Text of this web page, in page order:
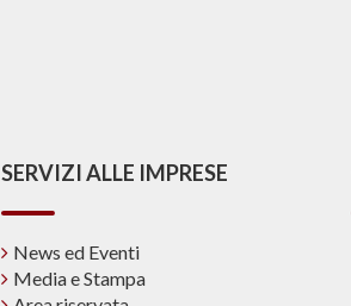
SERVIZI ALLE IMPRESE
News ed Eventi
Media e Stampa